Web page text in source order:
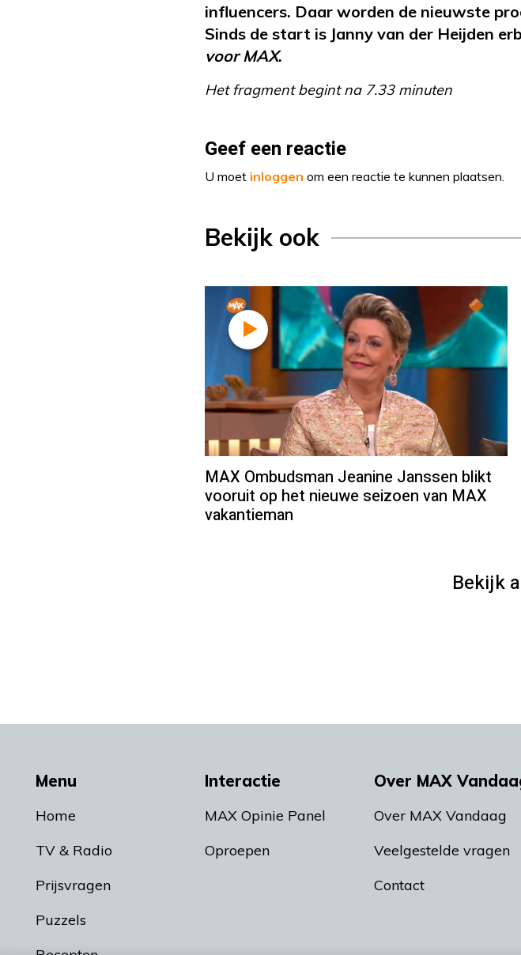
influencers. Daar worden de nieuwste
Sinds de start is Janny van der Heijden
voor MAX.
Het fragment begint na 7.33 minuten
Geef een reactie
U moet inloggen om een reactie te kunnen plaatsen.
Bekijk ook
MAX Ombudsman Jeanine Janssen blikt
vooruit op het nieuwe seizoen van MAX
vakantieman
Bekijk
Menu
Home
TV & Radio
Prijsvragen
Puzzels
Interactie
MAX Opinie Panel
Oproepen
Over MAX
Over MAX Vandaag
Veelgestelde vragen
Contact